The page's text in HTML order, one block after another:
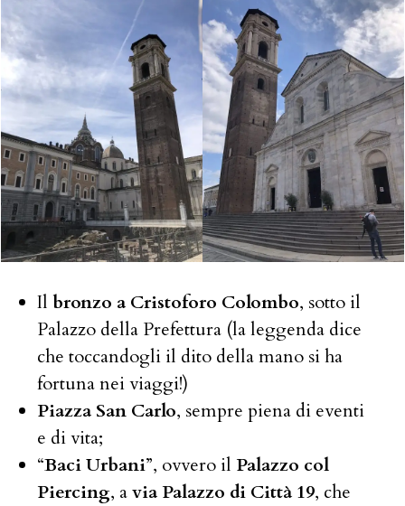
Il bronzo a Cristoforo Colombo, sotto il
Palazzo della Prefettura (la leggenda dice
che toccandogli il dito della mano si ha
fortuna nei viaggi!)
Piazza San Carlo, sempre piena di eventi
e di vita;
“Baci Urbani”, ovvero il Palazzo col
Piercing, avia Palazzo di Città 19, che